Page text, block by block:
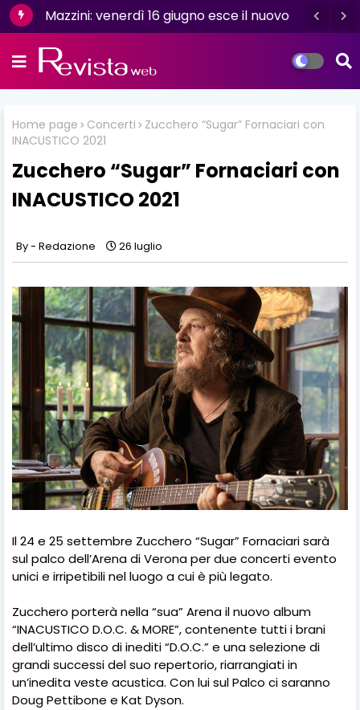
Mazzini: venerdì 16 giugno esce il nuovo
Home page Concerti
Zucchero “Sugar” Fornaciari con
INACUSTICO 2021
Zucchero “Sugar” Fornaciari con
INACUSTICO 2021
Redazione 26 luglio
Il 24 e 25 settembre Zucchero “Sugar” Fornaciari sarà
sul palco dell’Arena di Verona per due concerti evento
unici e irripetibili nel luogo a cui è più legato.
Zucchero porterà nella “sua” Arena il nuovo album
“INACUSTICO D.O.C. & MORE”, contenente tutti i brani
dell’ultimo disco di inediti “D.O.C.” e una selezione di
grandi successi del suo repertorio, riarrangiati in
un’inedita veste acustica. Con lui sul Palco ci saranno
Doug Pettibone e Kat Dyson.